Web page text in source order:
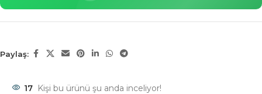
Paylaş:
17 Kişi bu ürünü şu anda inceliyor!